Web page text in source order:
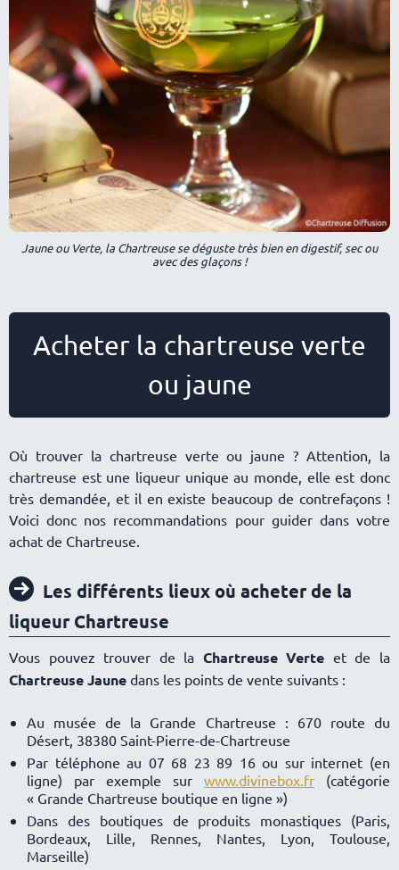
Jaune ou Verte, la Chartreuse se déguste très bien en digestif, sec ou
avec des glaçons !
Acheter la chartreuse verte
ou jaune
Où trouver la chartreuse verte ou jaune ? Attention, la
chartreuse est une liqueur unique au monde, elle est donc
très demandée, et il en existe beaucoup de contrefaçons !
Voici donc nos recommandations pour guider dans votre
achat de Chartreuse.
Les différents lieux où acheter de la
liqueur Chartreuse
Vous pouvez trouver de la Chartreuse Verte et de la
Chartreuse Jaune dans les points de vente suivants :
Au musée de la Grande Chartreuse : 670 route du
Désert, 38380 Saint-Pierre-de-Chartreuse
Par téléphone au 07 68 23 89 16 ou sur internet (en
ligne) par exemple sur www.divinebox.fr (catégorie
« Grande Chartreuse boutique en ligne »)
Dans des boutiques de produits monastiques (Paris,
Bordeaux, Lille, Rennes, Nantes, Lyon, Toulouse,
Marseille)